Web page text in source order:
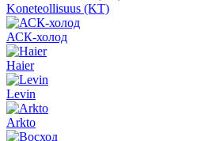
Koneteollisuus (KT)
АСК-холод
Haier
Levin
Arkto